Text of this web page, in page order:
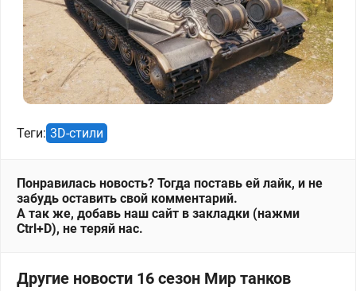
Теги: 3D-стили
Понравилась новость? Тогда поставь ей лайк, и не
забудь оставить свой комментарий.
А так же, добавь наш сайт в закладки (нажми
Ctrl+D), не теряй нас.
Другие новости 16 сезон Мир танков